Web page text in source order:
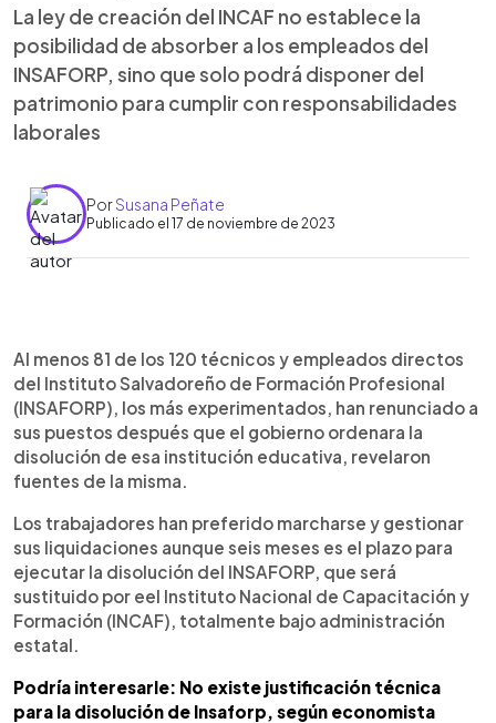
La ley de creación del INCAF no establece la
posibilidad de absorber a los empleados del
INSAFORP, sino que solo podrá disponer del
patrimonio para cumplir con responsabilidades
laborales
PorSusana Peñate
Publicado el 17 de noviembre de 2023
Escuchar artículo
Al menos 81 de los 120 técnicos y empleados directos
del Instituto Salvadoreño de Formación Profesional
(INSAFORP), los más experimentados, han renunciado a
sus puestos después que el gobierno ordenara la
disolución de esa institución educativa, revelaron
fuentes de la misma.
Los trabajadores han preferido marcharse y gestionar
sus liquidaciones aunque seis meses es el plazo para
ejecutar la disolución del INSAFORP, que será
sustituido por eel Instituto Nacional de Capacitación y
Formación (INCAF), totalmente bajo administración
estatal.
Podría interesarle: No existe justificación técnica
para la disolución de Insaforp, según economista